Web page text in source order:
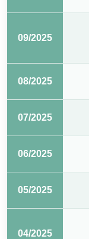
09/2025
08/2025
07/2025
06/2025
05/2025
04/2025